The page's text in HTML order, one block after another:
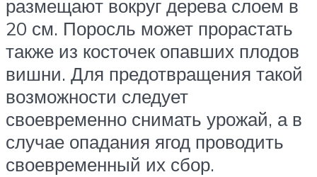
размещают вокруг дерева слоем в
20 см. Поросль может прорастать
также из косточек опавших плодов
вишни. Для предотвращения такой
возможности следует
своевременно снимать урожай, а в
случае опадания ягод проводить
своевременный их сбор.